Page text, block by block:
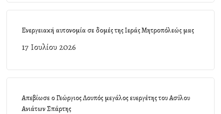
Ενεργειακή αυτονομία σε δομές της Ιεράς Μητροπόλεώς μας
17 Ιουλίου 2026
Απεβίωσε ο Γεώργιος Λουπός μεγάλος ευεργέτης του Ασύλου
Ανιάτων Σπάρτης